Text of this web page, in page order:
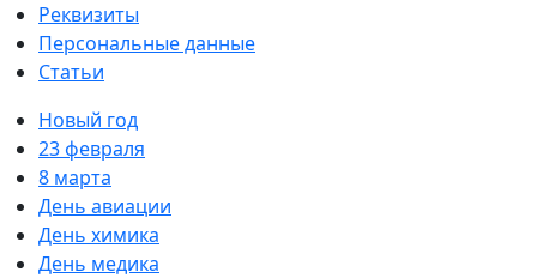
Реквизиты
Персональные данные
Статьи
Новый год
23 февраля
8 марта
День авиации
День химика
День медика